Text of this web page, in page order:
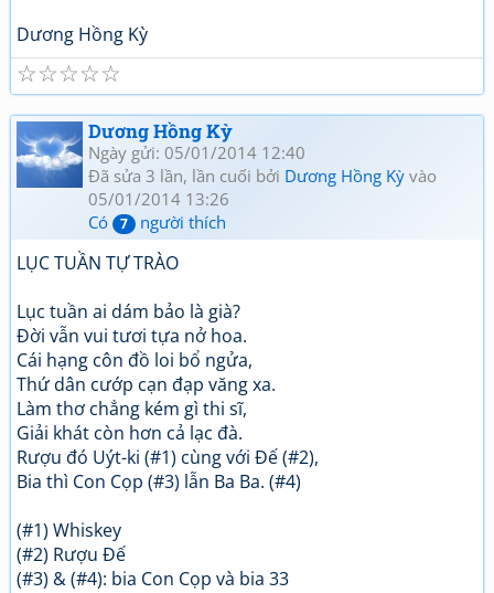
Dương Hồng Kỳ
☆
☆
☆
☆
☆
Dương Hồng Kỳ
Ngày gửi: 05/01/2014 12:40
Đã sửa 3 lần, lần cuối bởi Dương Hồng Kỳ vào
05/01/2014 13:26
Có
7 người thích
LỤC TUẦN TỰ TRÀO
Lục tuần ai dám bảo là già?
Đời vẫn vui tươi tựa nở hoa.
Cái hạng côn đồ loi bổ ngửa,
Thứ dân cướp cạn đạp văng xa.
Làm thơ chẳng kém gì thi sĩ,
Giải khát còn hơn cả lạc đà.
Rượu đó Uýt-ki (#1) cùng với Đế (#2),
Bia thì Con Cọp (#3) lẫn Ba Ba. (#4)
(#1) Whiskey
(#2) Rượu Đế
(#3) & (#4): bia Con Cọp và bia 33